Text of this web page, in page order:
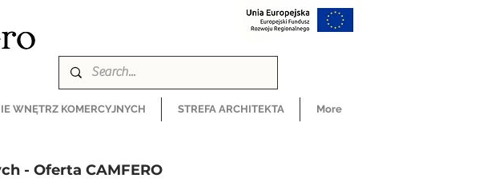
WNĘTRZ KOMERCYJNYCH STREFA ARCHITEKTA More
- Oferta CAMFERO